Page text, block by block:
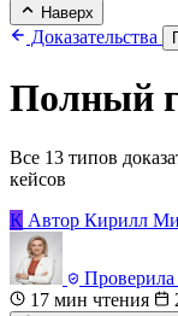
Наверх
Доказательства
Полный
Все 13 типов
кейсов
К Автор Кирилл
Проверила
17 мин чтения